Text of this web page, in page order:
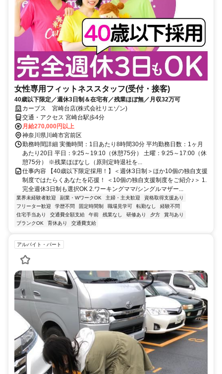
女性専用フィットネススタッフ(受付・接客)
40歳以下限定／週休3日制＆在宅有／残業ほぼ無／月収32万可
カーブス 宮崎台店(株式会社リエゾン)
交通・アクセス 宮崎台駅歩4分
月給270,000円以上
神奈川県川崎市宮前区
勤務時間詳細 実働時間：1日あたり8時間30分 平均勤務日数：1ヶ月
あたり20日 平日：9:25～19:10（休憩75分） 土曜：9:25～17:00（休
憩75分） ※残業ほぼなし（原則定時退社を...
仕事内容 【40歳以下限定採用！】＜週休3日制＞ほか10個の独自支援
制度ではたらくあなたを応援！ ＜10個の独自支援制度をご紹介♪＞ 1.
完全週休3日制も選択OK 2.ワーキングママ/シングルマザー...
業界未経験者歓迎 副業・WワークOK 主婦・主夫歓迎
資格取得支援あり
フリーター歓迎
学歴不問 固定時間制 職場見学可 転勤なし
経験不問
住宅手当あり
交通費全額支給 午前 残業なし 研修あり 夕方
賞与あり
ブランクOK
育休あり 交通費支給
アルバイト・パート